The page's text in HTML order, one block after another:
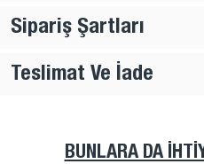
Sipariş Şartları
Teslimat Ve İade
BUNLARA DA